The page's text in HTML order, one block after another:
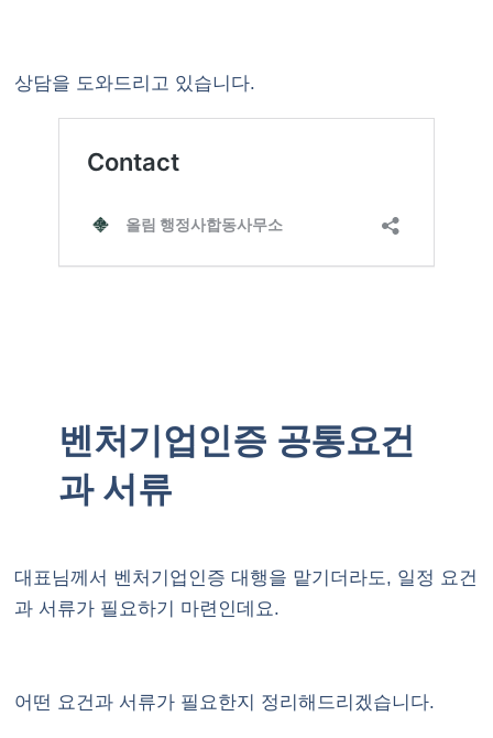
상담을 도와드리고 있습니다.
벤처기업인증 공통요건
과 서류
대표님께서 벤처기업인증 대행을 맡기더라도, 일정 요건
과 서류가 필요하기 마련인데요.
어떤 요건과 서류가 필요한지 정리해드리겠습니다.